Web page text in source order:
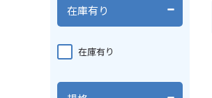
在庫有り
在庫有り